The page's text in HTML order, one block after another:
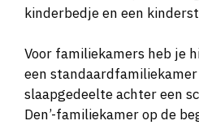
kinderbedje en een
Voor familiekamers heb je
een
slaapgedeelte achter een
Den’-familiekamer op de